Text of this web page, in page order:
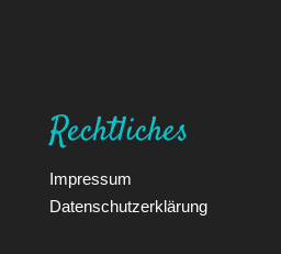
Rechtliches
Impressum
Datenschutzerklärung